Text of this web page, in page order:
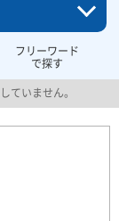
フリーワード
で探す
ていません。